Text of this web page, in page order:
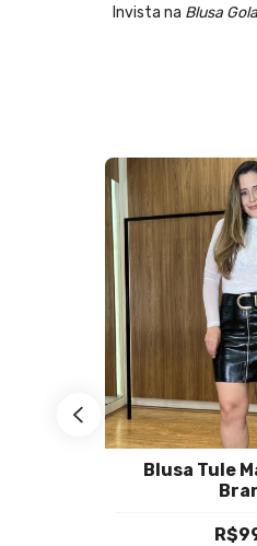
Invista na Blusa
Blusa Tule